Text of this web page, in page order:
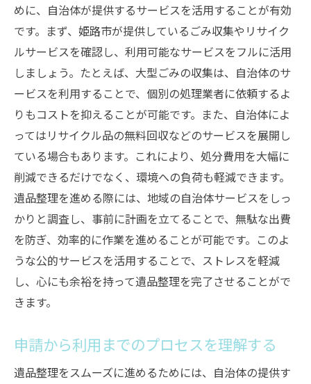
めに、自治体が提供するサービスを活用することが有効
です。まず、姫路市が提供しているごみ収集やリサイク
ルサービスを確認し、利用可能なサービスをフルに活用
しましょう。たとえば、大型ごみの収集は、自治体のサ
ービスを利用することで、個別の処理業者に依頼するよ
りもコストを抑えることが可能です。また、自治体によ
ってはリサイクル品の無料回収などのサービスを展開し
ている場合もあります。これにより、処分費用を大幅に
削減できるだけでなく、環境への負荷も軽減できます。
遺品整理を進める際には、地域の自治体サービスをしっ
かりと調査し、事前に計画を立てることで、無駄な出費
を防ぎ、効率的に作業を進めることが可能です。このよ
うな公的サービスを活用することで、ストレスを軽減
し、心にも余裕を持って遺品整理を完了させることがで
きます。
申請から利用までのプロセスを理解する
遺品整理をスムーズに進めるためには、自治体の提供す